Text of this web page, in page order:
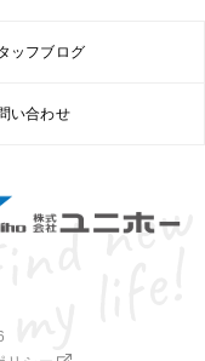
ッフブログ
い合わせ